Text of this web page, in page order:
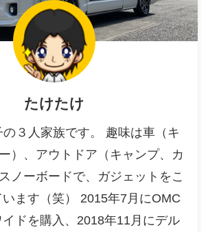
たけたけ
３人家族です。 趣味は車（キ
）、アウトドア（キャンプ、カ
ノーボードで、ガジェットをこ
ます（笑） 2015年7月にOMC
ドを購入、2018年11月にデル